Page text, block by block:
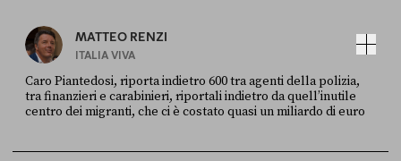
MATTEO RENZI
ITALIA VIVA
Caro Piantedosi, riporta indietro 600 tra agenti della polizia,
tra finanzieri e carabinieri, riportali indietro da quell’inutile
centro dei migranti, che ci è costato quasi un miliardo di euro